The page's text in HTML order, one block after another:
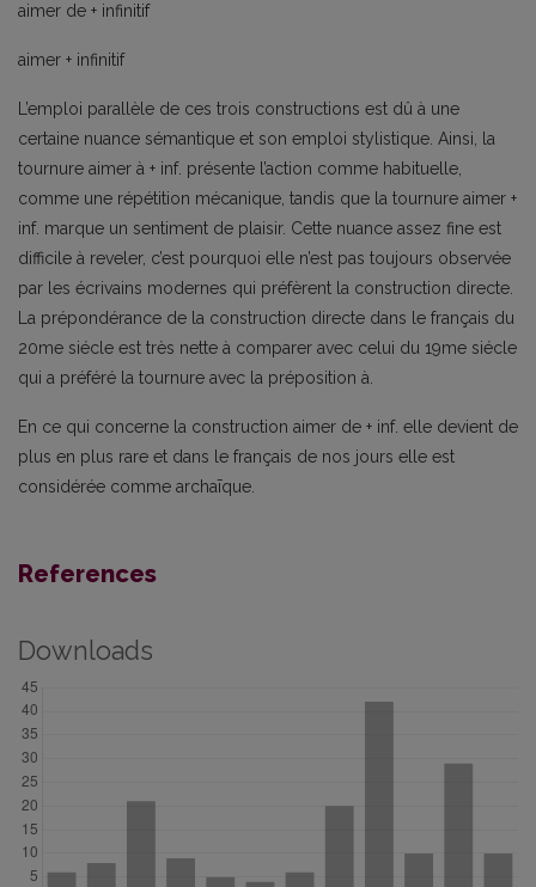
aimer de + infinitif
aimer + infinitif
L’emploi parallèle de ces trois constructions est dû à une
certaine nuance sémantique et son emploi stylistique. Ainsi, la
tournure aimer à + inf. présente l’action comme habituelle,
comme une répétition mécanique, tandis que la tournure aimer +
inf. marque un sentiment de plaisir. Cette nuance assez fine est
difficile à reveler, c’est pourquoi elle n’est pas toujours observée
par les écrivains modernes qui préfèrent la construction directe.
La prépondérance de la construction directe dans le français du
20me siécle est très nette à comparer avec celui du 19me siécle
qui a préféré la tournure avec la préposition à.
En ce qui concerne la construction aimer de + inf. elle devient de
plus en plus rare et dans le français de nos jours elle est
considérée comme archaīque.
References
Downloads